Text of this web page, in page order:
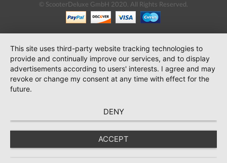
© ScooterDeluxe GmbH 2020. All Rights Reserved.
This site uses third-party website tracking technologies to
provide and continually improve our services, and to display
advertisements according to users' interests. I agree and may
revoke or change my consent at any time with effect for the
future.
DENY
ACCEPT